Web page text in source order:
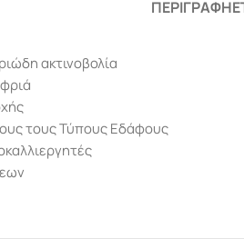
ΠΕΡΙΓΡΑΦΉ
ακτινοβολία
τους Τύπους Εδάφους